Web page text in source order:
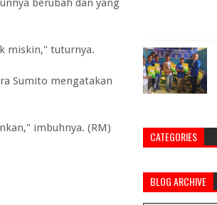
berubah dan yang
miskin," tuturnya.
Sumito mengatakan
imbuhnya. (RM)
CATEGORIES
BLOG ARCHIVE